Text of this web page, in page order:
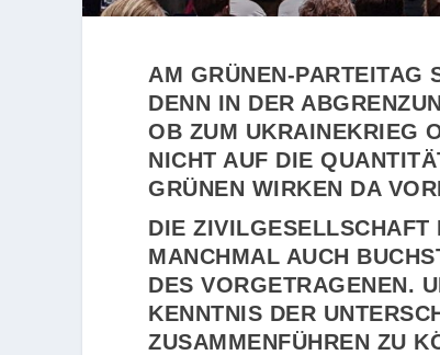
AM GRÜNEN-PARTEITAG
DENN IN DER
OB ZUM UKRAINEKRIEG
NICHT AUF DIE
GRÜNEN WIRKEN DA
DIE ZIVILGESELLSCHAFT
MANCHMAL AUCH
DES VORGETRAGENEN.
KENNTNIS DER
ZUSAMMENFÜHREN ZU